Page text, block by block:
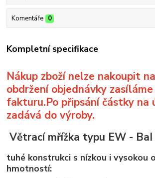
Komentáře 0
Kompletní specifikace
Nákup zboží nelze nakoupit
obdržení objednávky
fakturu.Po připsání částky na
zadává do výroby.
Větrací mřížka typu EW -
tuhé konstrukci s nízkou i vysokou
hmotností: